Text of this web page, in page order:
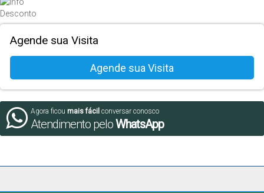
Agende sua Visita
Agora ficou mais fácil conversar conosco
Atendimento peloWhatsApp